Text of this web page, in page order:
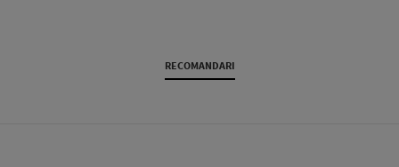
RECOMANDARI